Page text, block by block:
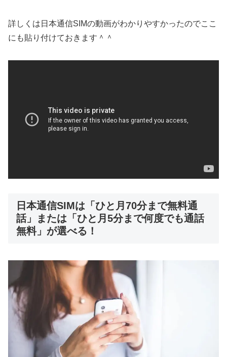
詳しくは日本通信SIMの動画がわかりやすかったのでここ
にも貼り付けておきます＾＾
日本通信SIMは「ひと月70分まで無料通
話」または「ひと月5分まで何度でも通話
無料」が選べる！